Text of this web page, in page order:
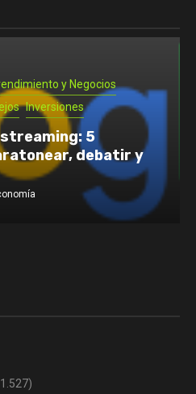
y Negocios
Inversiones
streaming: 5
debatir y